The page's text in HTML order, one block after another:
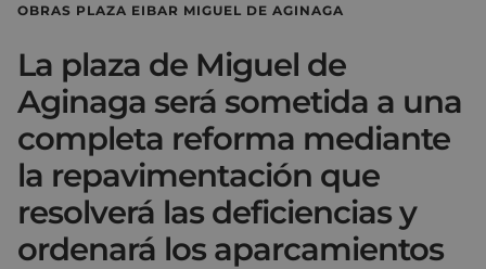
OBRAS PLAZA EIBAR MIGUEL DE AGINAGA
La plaza de Miguel de
Aginaga será sometida a una
completa reforma mediante
la repavimentación que
resolverá las deficiencias y
ordenará los aparcamientos